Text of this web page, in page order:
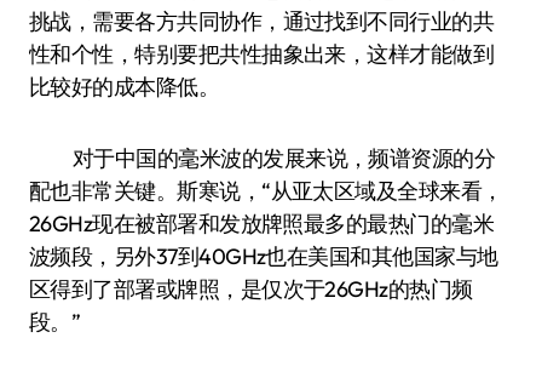
挑战，需要各方共同协作，通过找到不同行业的共
性和个性，特别要把共性抽象出来，这样才能做到
比较好的成本降低。
对于中国的毫米波的发展来说，频谱资源的分
配也非常关键。斯寒说，“从亚太区域及全球来看，
26GHz现在被部署和发放牌照最多的最热门的毫米
波频段，另外37到40GHz也在美国和其他国家与地
区得到了部署或牌照，是仅次于26GHz的热门频
段。”